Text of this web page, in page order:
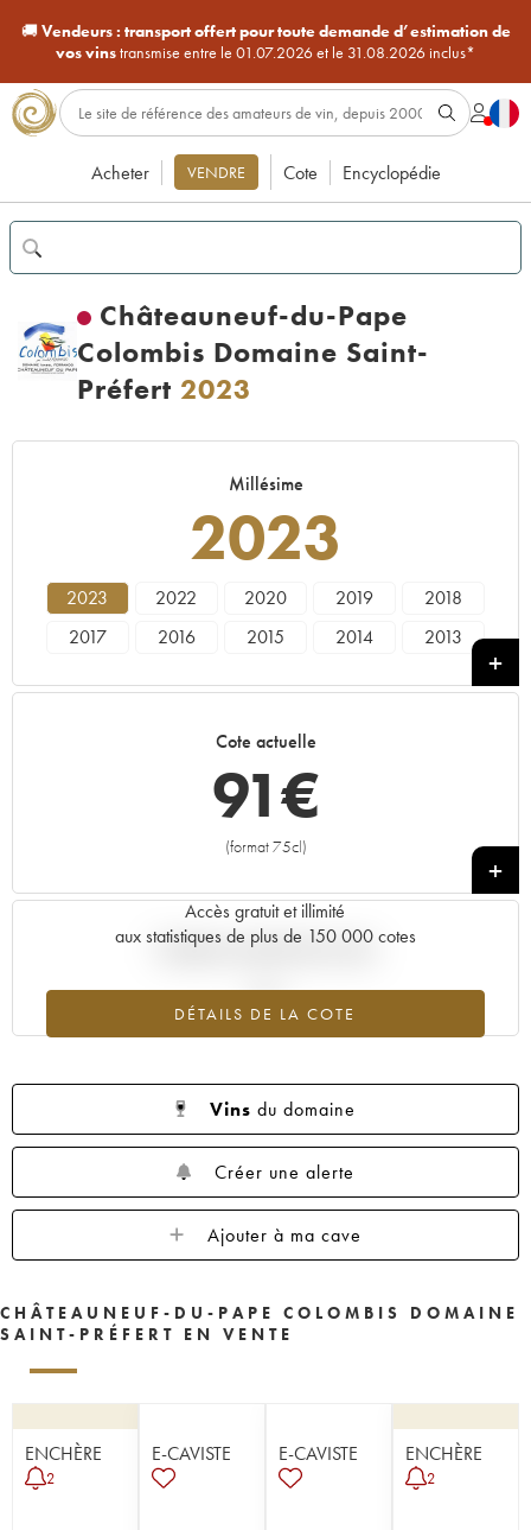
🚚Vendeurs : transport offert pour toute demande d’estimation de
vos vinstransmise entre le 01.07.2026 et le 31.08.2026 inclus*
Acheter VENDRE Cote Encyclopédie
Châteauneuf-du-Pape
Colombis Domaine Saint-
Préfert 2023
Millésime
2023
2023 2022 2020 2019
2018
2017
2016 2015 2014
2013
Cote actuelle
91€
(format 75cl)
+
Accès gratuit et illimité
aux statistiques de plus de 150 000 cotes
DÉTAILS DE LA COTE
Tendance actuelle de la cote
Vins du domaine
Créer une alerte
Ajouter à ma cave
CHÂTEAUNEUF-DU-PAPE COLOMBIS DOMAINE
SAINT-PRÉFERT EN VENTE
ENCHÈRE
2
E-CAVISTE E-CAVISTE ENCHÈRE
2